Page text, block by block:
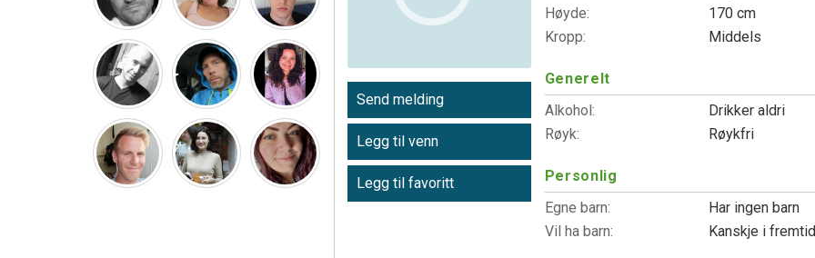
Send melding
Legg til venn
Legg til favoritt
Høyde:
170 cm
Kropp:
Middels
Generelt
Alkohol:
Drikker aldri
Røyk:
Røykfri
Personlig
Egne barn:
Har ingen barn
Vil ha barn:
Kanskje i